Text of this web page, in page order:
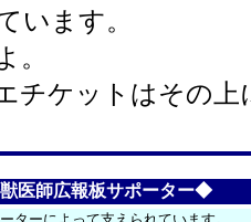
います。
。
チケットはその
医師広報板サポーター◆